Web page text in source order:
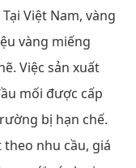
Việt Nam, vàng
vàng miếng
Việc sản xuất
mối được cấp
bị hạn chế.
nhu cầu, giá